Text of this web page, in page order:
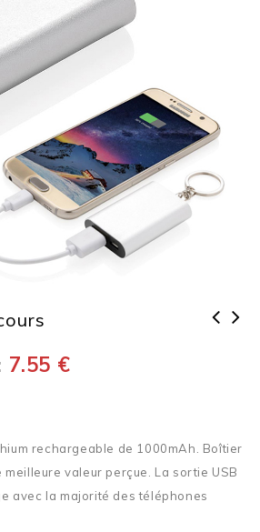
7.55 €
rechargeable de 1000mAh. Boîtier
meilleure valeur perçue. La sortie USB
avec la majorité des téléphones